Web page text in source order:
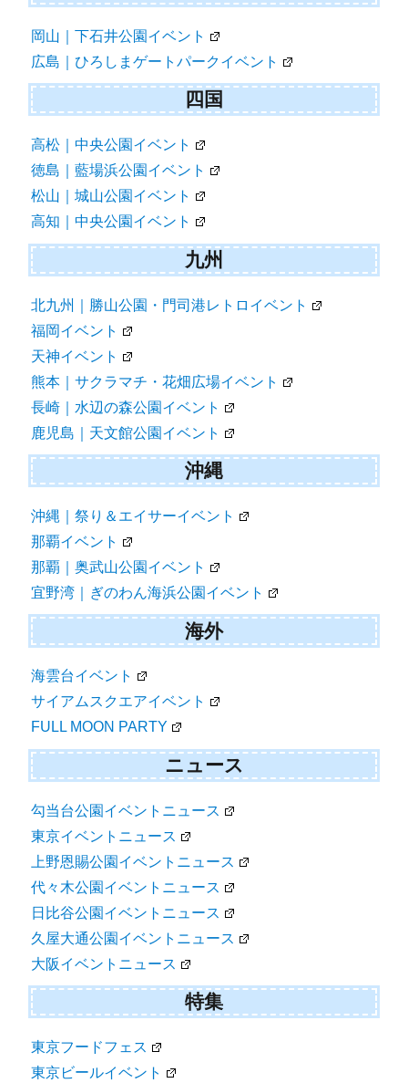
岡山｜下石井公園イベント
広島｜ひろしまゲートパークイベント
四国
高松｜中央公園イベント
徳島｜藍場浜公園イベント
松山｜城山公園イベント
高知｜中央公園イベント
九州
北九州｜勝山公園・門司港レトロイベント
福岡イベント
天神イベント
熊本｜サクラマチ・花畑広場イベント
長崎｜水辺の森公園イベント
鹿児島｜天文館公園イベント
沖縄
沖縄｜祭り＆エイサーイベント
那覇イベント
那覇｜奥武山公園イベント
宜野湾｜ぎのわん海浜公園イベント
海外
海雲台イベント
サイアムスクエアイベント
FULL MOON PARTY
ニュース
勾当台公園イベントニュース
東京イベントニュース
上野恩賜公園イベントニュース
代々木公園イベントニュース
日比谷公園イベントニュース
久屋大通公園イベントニュース
大阪イベントニュース
特集
東京フードフェス
東京ビールイベント